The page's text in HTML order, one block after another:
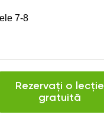
7-8
Rezervați o lecție
gratuită